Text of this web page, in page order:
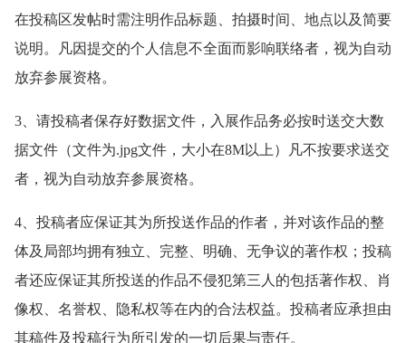
在投稿区发帖时需注明作品标题、拍摄时间、地点以及简要
说明。凡因提交的个人信息不全面而影响联络者，视为自动
放弃参展资格。
3、请投稿者保存好数据文件，入展作品务必按时送交大数
据文件（文件为.jpg文件，大小在8M以上）凡不按要求送交
者，视为自动放弃参展资格。
4、投稿者应保证其为所投送作品的作者，并对该作品的整
体及局部均拥有独立、完整、明确、无争议的著作权；投稿
者还应保证其所投送的作品不侵犯第三人的包括著作权、肖
像权、名誉权、隐私权等在内的合法权益。投稿者应承担由
其稿件及投稿行为所引发的一切后果与责任。